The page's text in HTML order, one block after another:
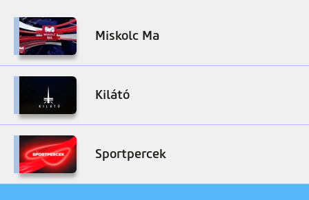
Miskolc Ma
Kilátó
Sportpercek